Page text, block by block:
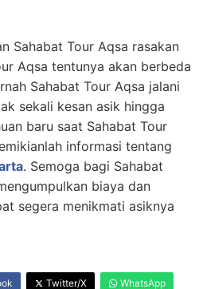
Sahabat Tour Aqsa rasakan
Aqsa tentunya akan berbeda
Sahabat Tour Aqsa jalani
sekali kesan asik hingga
baru saat Sahabat Tour
informasi tentang
. Semoga bagi Sahabat
biaya dan
segera menikmati asiknya
Twitter/X WhatsApp